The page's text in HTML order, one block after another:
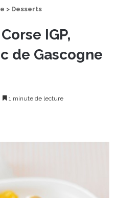
> Desserts
IGP,
de Gascogne
1 minute de lecture